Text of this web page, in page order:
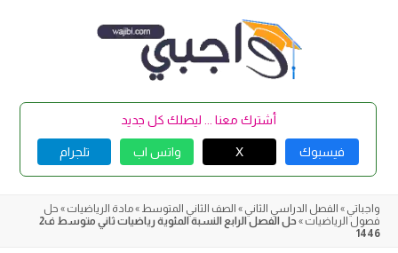
أشترك معنا ... ليصلك كل جديد
فيسبوك X واتس اب تلجرام
واجباتي » الفصل الدراسي الثاني » الصف الثاني المتوسط »مادة الرياضيات » حل
فصول الرياضيات »
حل الفصل الرابع النسبة المئوية رياضيات ثاني متوسط ف2
1446